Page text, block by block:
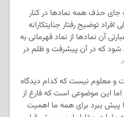
جای حذف همه نمادها در کنار
توضیح رفتار جنایتکارانه
آن نمادها از نماد قهرمانی به
شود که در آن پیشرفت و ظلم در
و معلوم نیست که کدام دیدگاه
این موضوعی است که فارغ از
پیش ببرد برای همه ما اهمیت